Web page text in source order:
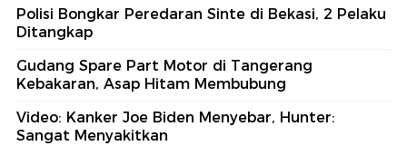
Polisi Bongkar Peredaran Sinte di Bekasi, 2 Pelaku
Ditangkap
Gudang Spare Part Motor di Tangerang
Kebakaran, Asap Hitam Membubung
Video: Kanker Joe Biden Menyebar, Hunter:
Sangat Menyakitkan